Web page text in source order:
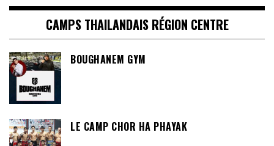
CAMPS THAILANDAIS RÉGION CENTRE
BOUGHANEM GYM
LE CAMP CHOR HA PHAYAK